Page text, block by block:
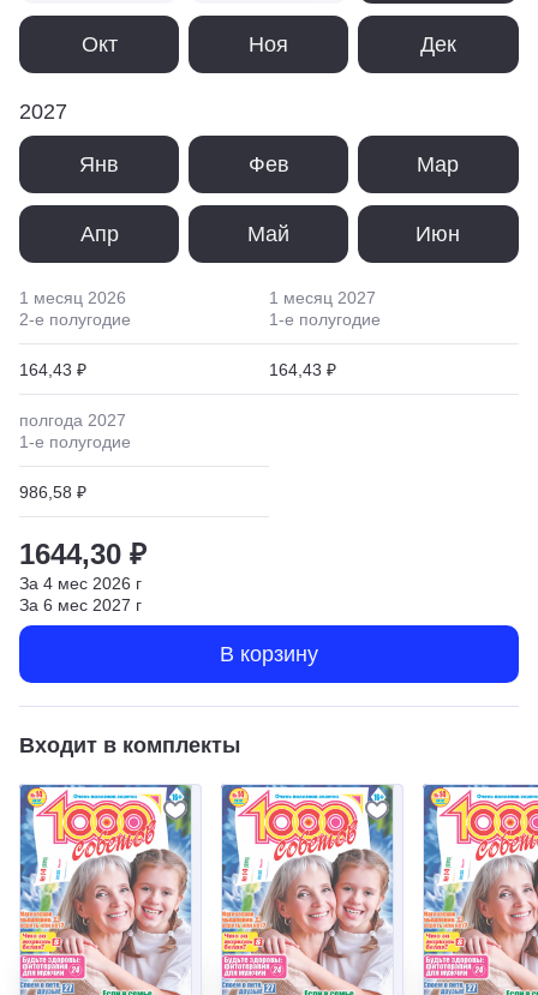
Окт Ноя Дек
2027
Янв Фев Мар
Апр Май Июн
1 месяц 2026
2-е полугодие
164,43 ₽
1 месяц 2027
1-е полугодие
164,43 ₽
полгода 2027
1-е полугодие
986,58 ₽
1644,30 ₽
За 4 мес 2026 г
За 6 мес 2027 г
В корзину
Входит в комплекты